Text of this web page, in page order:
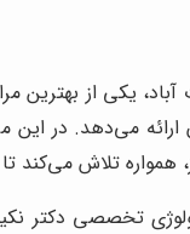
یکی از بهترین
ارائه می‌دهد. در
تلاش می‌کند تا
تخصصی دکتر